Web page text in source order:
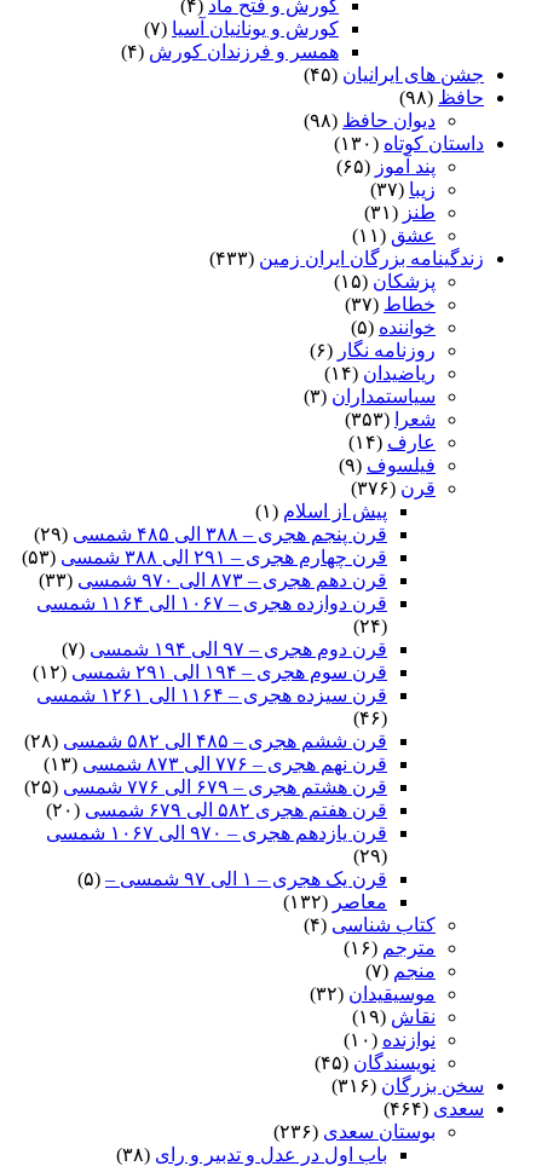
کورش و فتح ماد (۴)
کورش و یونانیان آسیا (۷)
همسر و فرزندان کورش (۴)
جشن های ایرانیان (۴۵)
حافظ (۹۸)
دیوان حافظ (۹۸)
داستان کوتاه (۱۳۰)
پند آموز (۶۵)
زیبا (۳۷)
طنز (۳۱)
عشق (۱۱)
زندگینامه بزرگان ایران زمین (۴۳۳)
پزشکان (۱۵)
خطاط (۳۷)
خواننده (۵)
روزنامه نگار (۶)
ریاضیدان (۱۴)
سیاستمداران (۳)
شعرا
(۳۵۳)
عارف (۱۴)
فیلسوف (۹)
قرن (۳۷۶)
پیش از اسلام (۱)
قرن پنجم هجری – ۳۸۸ الی ۴۸۵ شمسی
(۲۹)
قرن چهارم هجری – ۲۹۱ الی ۳۸۸ شمسی
(۵۳)
قرن دهم هجری – ۸۷۳ الی ۹۷۰ شمسی
(۳۳)
قرن دوازده هجری – ۱۰۶۷ الی ۱۱۶۴ شمسی
(۲۴)
قرن دوم هجری – ۹۷ الی ۱۹۴ شمسی
(۷)
قرن سوم هجری – ۱۹۴ الی ۲۹۱ شمسی
(۱۲)
قرن سیزده هجری – ۱۱۶۴ الی ۱۲۶۱ شمسی
(۴۶)
قرن ششم هجری – ۴۸۵ الی ۵۸۲ شمسی
(۲۸)
قرن نهم هجری – ۷۷۶ الی ۸۷۳ شمسی
(۱۳)
قرن هشتم هجری – ۶۷۹ الی ۷۷۶ شمسی
(۲۵)
قرن هفتم هجری ۵۸۲ الی ۶۷۹ شمسی
(۲۰)
قرن یازدهم هجری – ۹۷۰ الی ۱۰۶۷ شمسی
(۲۹)
قرن یک هجری – ۱ الی ۹۷ شمسی –
(۵)
معاصر (۱۳۲)
کتاب شناسی (۴)
مترجم (۱۶)
منجم (۷)
موسیقیدان (۳۲)
نقاش (۱۹)
نوازنده (۱۰)
نویسندگان (۴۵)
سخن بزرگان (۳۱۶)
سعدی (۴۶۴)
بوستان سعدی (۲۳۶)
باب اول در عدل و تدبیر و رای (۳۸)